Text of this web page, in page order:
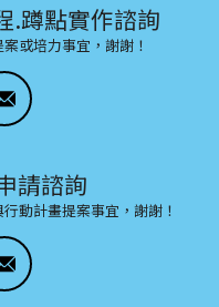
.蹲點實作諮詢
或培力事宜，謝謝！
請諮詢
動計畫提案事宜，謝謝！